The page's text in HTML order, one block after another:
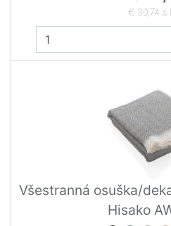
€ 30,74 s
Všestranná osuška/
Hisako